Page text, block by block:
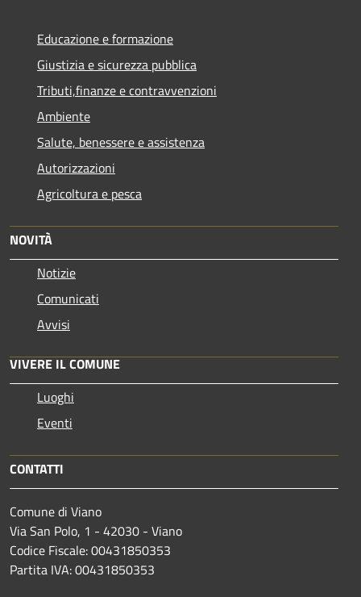
Educazione e formazione
Giustizia e sicurezza pubblica
Tributi,finanze e contravvenzioni
Ambiente
Salute, benessere e assistenza
Autorizzazioni
Agricoltura e pesca
NOVITÀ
Notizie
Comunicati
Avvisi
VIVERE IL COMUNE
Luoghi
Eventi
CONTATTI
Comune di Viano
Via San Polo, 1 - 42030 - Viano
Codice Fiscale: 00431850353
Partita IVA: 00431850353